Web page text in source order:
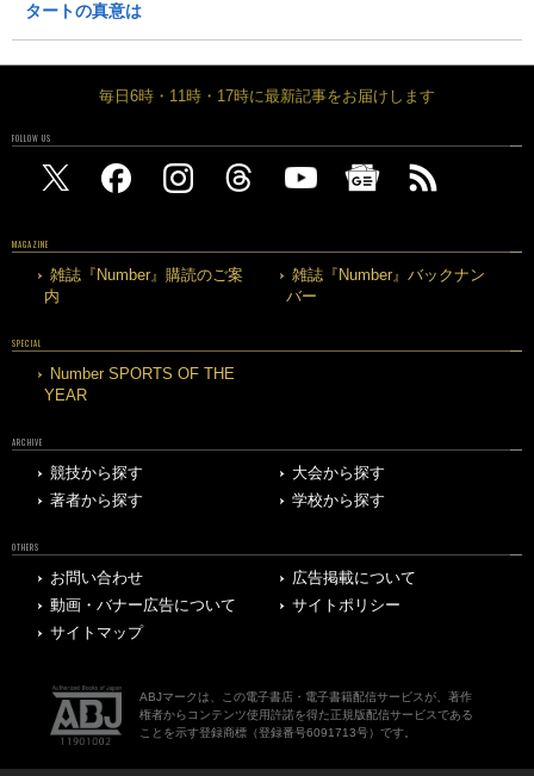
タートの真意は
毎日6時・11時・17時に最新記事をお届けします
FOLLOW US
MAGAZINE
雑誌『Number』購読のご案
内
雑誌『Number』バックナン
バー
SPECIAL
Number SPORTS OF THE
YEAR
ARCHIVE
競技から探す
大会から探す
著者から探す
学校から探す
OTHERS
お問い合わせ
広告掲載について
動画・バナー広告について
サイトポリシー
サイトマップ
ABJマークは、この電子書店・電子書籍配信サービスが、著作
権者からコンテンツ使用許諾を得た正規版配信サービスである
ことを示す登録商標（登録番号6091713号）です。